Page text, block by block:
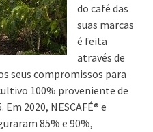
do café das
suas marcas
é feita
através de
seus compromissos para
100% proveniente de
2020, NESCAFÉ® e
85% e 90%,